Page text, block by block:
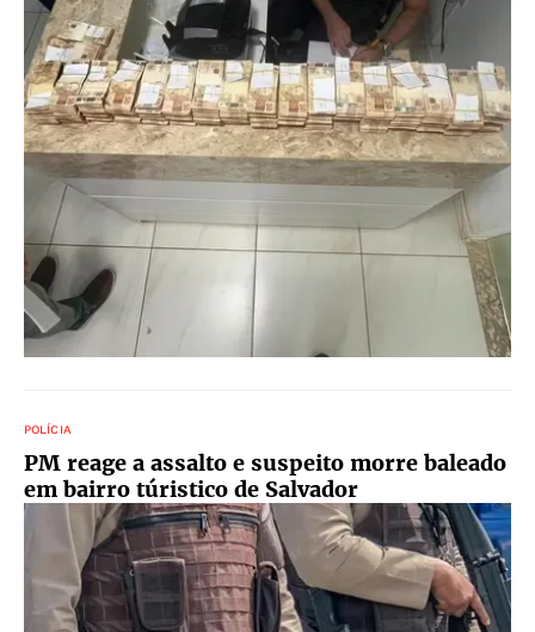
POLÍCIA
PM reage a assalto e suspeito morre baleado
em bairro túristico de Salvador